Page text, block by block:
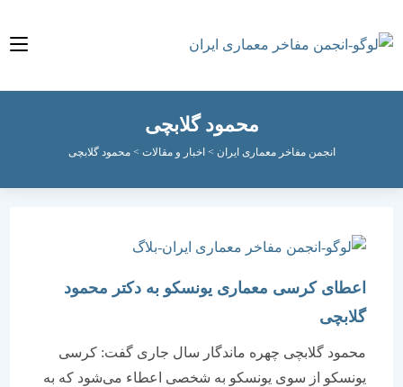
محمود گلابچی
انجمن مفاخر معماری ایران > اخبار و مقالات>محمود گلابچی
اعطای کرسی معماری یونسکو به دکتر محمود
گلابچی
محمود گلابچی چهره ماندگار سال جاری گفت: کرسی
یونسکو از سوی یونسکو به شخصی اعطاء می‌شود که به